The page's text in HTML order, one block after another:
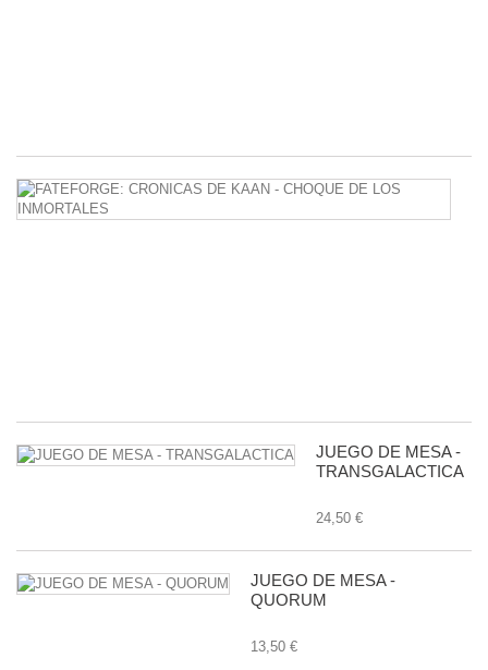
JUEGO DE MESA -
TRANSGALACTICA
24,50 €
JUEGO DE MESA -
QUORUM
13,50 €